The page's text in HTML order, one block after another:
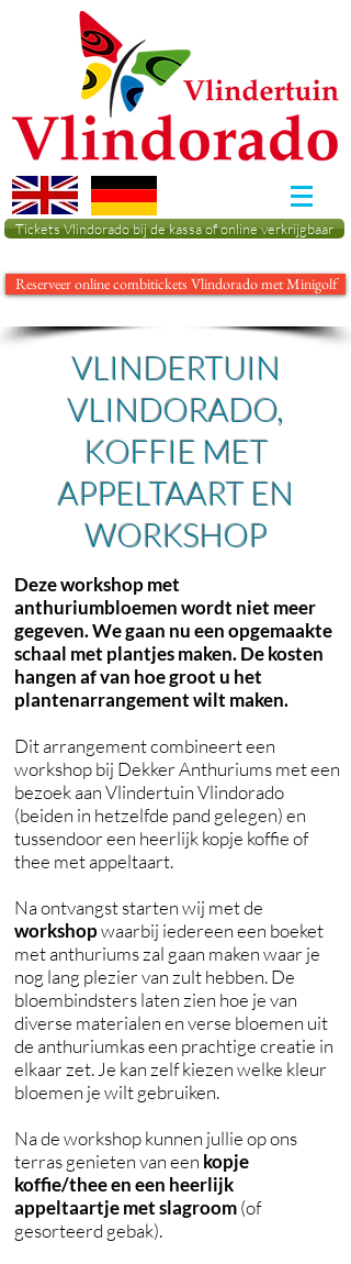
Tickets Vlindorado bij de kassa of online verkrijgbaar
Reserveer online combitickets Vlindorado met Minigolf
VLINDERTUIN
VLINDORADO,
KOFFIE MET
APPELTAART EN
WORKSHOP
Deze workshop met
anthuriumbloemen wordt niet meer
gegeven. We gaan nu een opgemaakte
schaal met plantjes maken. De kosten
hangen af van hoe groot u het
plantenarrangement wilt maken.
Dit arrangement combineert een
workshop bij Dekker Anthuriums met een
bezoek aan Vlindertuin Vlindorado
(beiden in hetzelfde pand gelegen) en
tussendoor een heerlijk kopje koffie of
thee met appeltaart.
Na ontvangst starten wij met de
workshopwaarbij iedereen een boeket
met anthuriums zal gaan maken waar je
nog lang plezier van zult hebben. De
bloembindsters laten zien hoe je van
diverse materialen en verse bloemen uit
de anthuriumkas een prachtige creatie in
elkaar zet. Je kan zelf kiezen welke kleur
bloemen je wilt gebruiken.
Na de workshop kunnen jullie op ons
terras genieten van een kopje
koffie/thee en een heerlijk
appeltaartje met slagroom(of
gesorteerd gebak).